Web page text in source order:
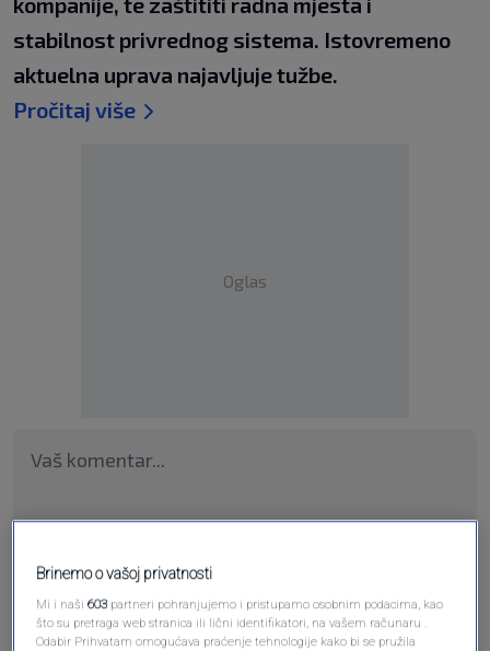
stabilnost privrednog sistema. Istovremeno
aktuelna uprava najavljuje tužbe.
Pročitaj više
Oglas
Pošalji
Brinemo o vašoj privatnosti
Mi i naši603 partneri pohranjujemo i pristupamo osobnim podacima, kao
što su pretraga web stranica ili lični identifikatori, na vašem računaru .
Odabir Prihvatam omogućava praćenje tehnologije kako bi se pružila